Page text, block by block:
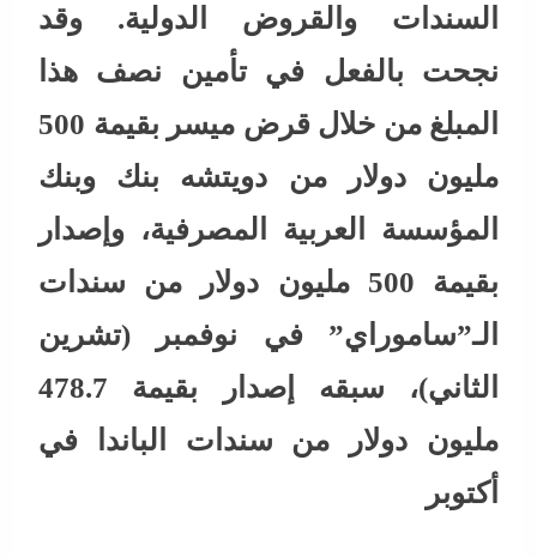
السندات والقروض الدولية. وقد
نجحت بالفعل في تأمين نصف هذا
المبلغ من خلال قرض ميسر بقيمة 500
مليون دولار من دويتشه بنك وبنك
المؤسسة العربية المصرفية، وإصدار
بقيمة 500 مليون دولار من سندات
الـ”ساموراي” في نوفمبر (تشرين
الثاني)، سبقه إصدار بقيمة 478.7
مليون دولار من سندات الباندا في
أكتوبر